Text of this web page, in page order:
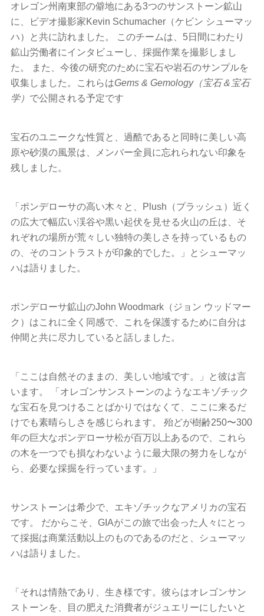
オレゴン州南東部の僻地にある3つのサンストーン鉱山
に、ビデオ撮影家Kevin Schumacher（ケビン シューマッ
ハ）と共に訪れました。 このチームは、5日間にわたり
鉱山労働者にインタビューし、採掘作業を撮影しまし
た。 また、今後の研究のために宝石や岩石のサンプルを
収集しました。これらはGems & Gemology（宝石＆宝石
学） で公開される予定です
宝石のユニークな性質と、過酷であると同時に美しい高
原や砂漠の風景は、メンバー全員に忘れられない印象を
残しました。
「ポンデローサの高い木々と、Plush（プラッシュ）近く
の広大で幅広い渓谷や黒い起伏を見せる火山の丘は、そ
れぞれの場所が荒々しい独特の美しさを持っているもの
の、そのコントラストが印象的でした。」とシューマッ
ハは語りました。
ポンデローサ鉱山のJohn Woodmark（ジョン ウッドマー
ク）はこれに全く同感で、これを保護するために自分は
仲間と共に尽力していると話しました。
「ここは自然そのままの、美しい地域です。」と彼は言
います。 「オレゴンサンストーンのようなエキゾチック
な宝石を見つけることばかりではなくて、ここに来るだ
けでも素晴らしさを感じられます。 殆どが樹齢250〜300
年の巨大なポンデローサ松が百万以上あるので、これら
の木を一つでも損なわないように最大限の努力をしなが
ら、必要な採掘を行っています。」
サンストーンは希少で、エキゾチックなアメリカの宝石
です。 だからこそ、GIAがこの旅で出会った人々にとっ
て採掘は商業活動以上のものであるのだと、シューマッ
ハは語りました。
「それは情熱であり、生き様です。彼らはオレゴンサン
ストーンを、目の肥えた消費者がジュエリーにしたいと